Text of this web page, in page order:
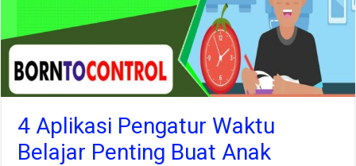
4 Aplikasi Pengatur Waktu
Belajar Penting Buat Anak